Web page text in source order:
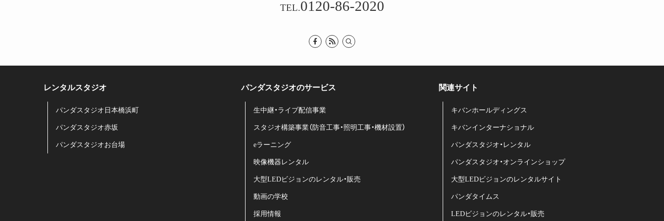
TEL.0120-86-2020
レンタルスタジオ
パンダスタジオ日本橋浜町
パンダスタジオ赤坂
パンダスタジオお台場
パンダスタジオのサービス
生中継・ライブ配信事業
スタジオ構築事業（防音工事・照明工事・機材設置）
eラーニング
映像機器レンタル
大型LEDビジョンのレンタル・販売
動画の学校
採用情報
関連サイト
キバンホールディングス
キバンインターナショナル
パンダスタジオ・レンタル
パンダスタジオ・オンラインショップ
大型LEDビジョンのレンタルサイト
パンダタイムス
LEDビジョンのレンタル・販売